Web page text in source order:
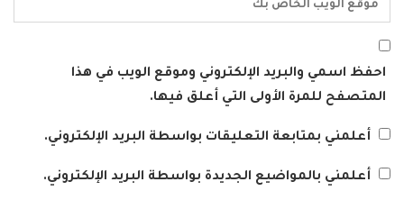
احفظ اسمي والبريد الإلكتروني وموقع الويب في هذا
المتصفح للمرة الأولى التي أعلق فيها.
أعلمني بمتابعة التعليقات بواسطة البريد الإلكتروني.
أعلمني بالمواضيع الجديدة بواسطة البريد الإلكتروني.